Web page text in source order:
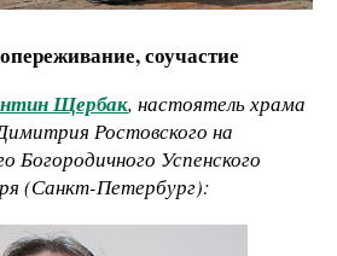
соучастие
Щербак, настоятель храма
Ростовского на
Богородичного Успенского
(Санкт-Петербург):